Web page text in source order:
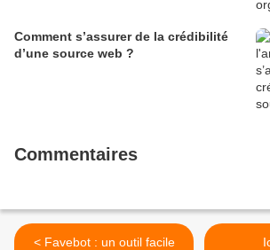
Comment s’assurer de la crédibilité
d’une source web ?
Commentaires
< Favebot : un outil facile